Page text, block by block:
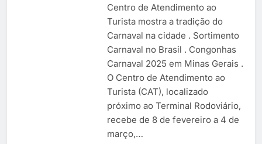
Centro de Atendimento ao
Turista mostra a tradição do
Carnaval na cidade . Sortimento
Carnaval no Brasil . Congonhas
Carnaval 2025 em Minas Gerais .
O Centro de Atendimento ao
Turista (CAT), localizado
próximo ao Terminal Rodoviário,
recebe de 8 de fevereiro a 4 de
março,…